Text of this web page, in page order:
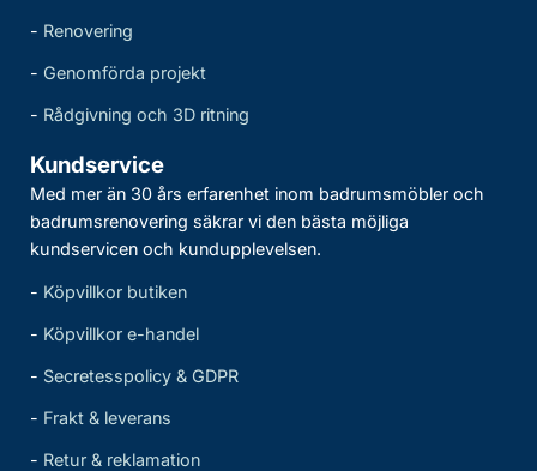
- Renovering
- Genomförda projekt
- Rådgivning och 3D ritning
Kundservice
Med mer än 30 års erfarenhet inom badrumsmöbler och
badrumsrenovering säkrar vi den bästa möjliga
kundservicen och kundupplevelsen.
- Köpvillkor butiken
- Köpvillkor e-handel
- Secretesspolicy & GDPR
- Frakt & leverans
- Retur & reklamation